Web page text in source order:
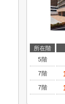
所在階
5階
7階
7階